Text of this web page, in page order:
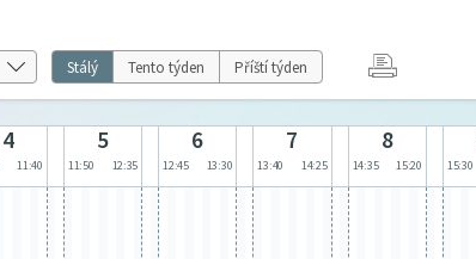
Stálý Tento týden Příští týden
4
11:40
5
11:50 12:35
6
12:45 13:30
7
13:40 14:25
8
14:35 15:20 15:30